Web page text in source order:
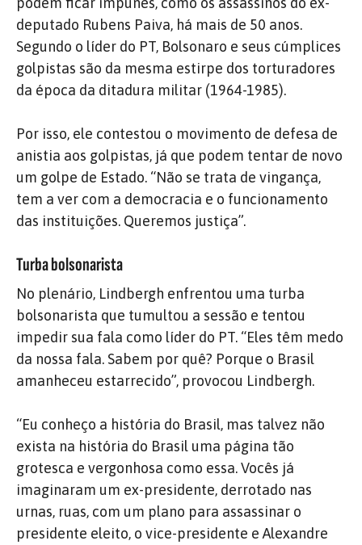
deputado Rubens Paiva, há mais de 50 anos.
Segundo o líder do PT, Bolsonaro e seus cúmplices
golpistas são da mesma estirpe dos torturadores
da época da ditadura militar (1964-1985).
Por isso, ele contestou o movimento de defesa de
anistia aos golpistas, já que podem tentar de novo
um golpe de Estado. “Não se trata de vingança,
tem a ver com a democracia e o funcionamento
das instituições. Queremos justiça”.
Turba bolsonarista
No plenário, Lindbergh enfrentou uma turba
bolsonarista que tumultou a sessão e tentou
impedir sua fala como líder do PT. “Eles têm medo
da nossa fala. Sabem por quê? Porque o Brasil
amanheceu estarrecido”, provocou Lindbergh.
“Eu conheço a história do Brasil, mas talvez não
exista na história do Brasil uma página tão
grotesca e vergonhosa como essa. Vocês já
imaginaram um ex-presidente, derrotado nas
urnas, ruas, com um plano para assassinar o
presidente eleito, o vice-presidente e Alexandre